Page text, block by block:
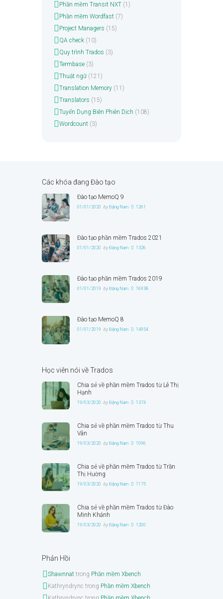
Phần mềm Transit NXT(1)
Phần mềm Wordfast(7)
Project Managers (15)
QA check(10)
Quy trình Trados (3)
Termbase(3)
Thuật ngữ(121)
Translation Memory(11)
Translators (15)
Tuyển Dụng Biên Phiên Dịch (108)
Wordcount(3)
Các khóa đang Đào tạo
Đào tạo MemoQ 9
01/01/2020 byĐặng Nam 1261
Đào tạo phần mềm Trados 2021
01/01/2020 byĐặng Nam 1326
Đào tạo phần mềm Trados 2019
01/01/2019 byĐặng Nam 16938
Đào tạo MemoQ 8
01/01/2019 byĐặng Nam 14954
Học viên nói về Trados
Chia sẻ về phần mềm Trados từ Lê Thị
Hạnh
19/03/2020 byĐặng Nam 1374
Chia sẻ về phần mềm Trados từ Thu
Vân
19/03/2020 byĐặng Nam 1096
Chia sẻ về phần mềm Trados từ Trần
Thị Hường
19/03/2020 byĐặng Nam 1175
Chia sẻ về phần mềm Trados từ Đào
Minh Khánh
19/03/2020 byĐặng Nam 1200
Phản Hồi
Shawnnat trong Phần mềm Xbench
Kathryndrync trong Phần mềm Xbench